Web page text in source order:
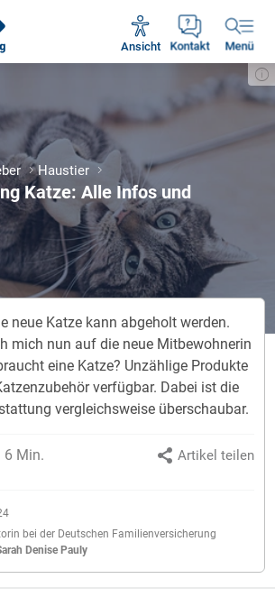
Kontakt
Ansicht Menü
Mo - Fr 09:00 - 18:30 Uhr
Haustier
Katze: Alle Infos und
neue Katze kann abgeholt werden.
mich nun auf die neue Mitbewohnerin
eine Katze? Unzählige Produkte
verfügbar. Dabei ist die
vergleichsweise überschaubar.
bei der Deutschen Familienversicherung
Denise Pauly
6 Min. Artikel teilen